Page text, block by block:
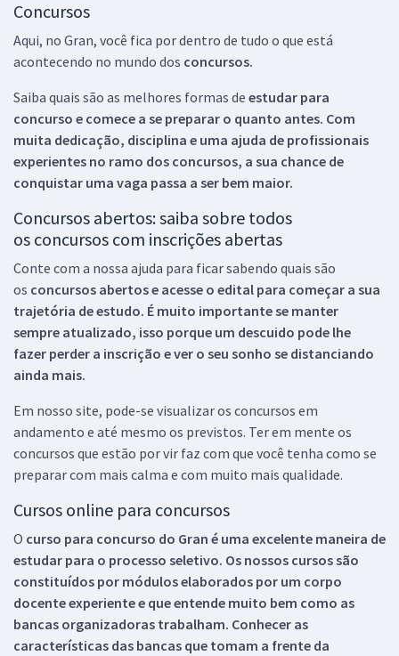
Concursos
Aqui, no Gran, você fica por dentro de tudo o que está
acontecendo no mundo dos concursos.
Saiba quais são as melhores formas de estudar para
concurso e comece a se preparar o quanto antes. Com
muita dedicação, disciplina e uma ajuda de profissionais
experientes no ramo dos concursos, a sua chance de
conquistar uma vaga passa a ser bem maior.
Concursos abertos: saiba sobre todos
os concursos com inscrições abertas
Conte com a nossa ajuda para ficar sabendo quais são
os concursos abertos e acesse o edital para começar a sua
trajetória de estudo. É muito importante se manter
sempre atualizado, isso porque um descuido pode lhe
fazer perder a inscrição e ver o seu sonho se distanciando
ainda mais.
Em nosso site, pode-se visualizar os concursos em
andamento e até mesmo os previstos. Ter em mente os
concursos que estão por vir faz com que você tenha como se
preparar com mais calma e com muito mais qualidade.
Cursos online para concursos
O curso para concurso do Gran é uma excelente maneira de
estudar para o processo seletivo. Os nossos cursos são
constituídos por módulos elaborados por um corpo
docente experiente e que entende muito bem como as
bancas organizadoras trabalham. Conhecer as
características das bancas que tomam a frente da